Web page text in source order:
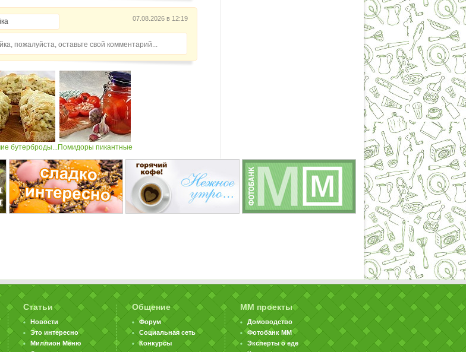
07.08.2026 в 12:19
пожалуйста, оставьте свой комментарий...
бутерброды... Помидоры пикантные
Статьи
Новости
Это интересно
Миллион Меню
Общение
Форум
Социальная сеть
Конкурсы
ММ проекты
Домоводство
Фотобанк ММ
Эксперты о еде